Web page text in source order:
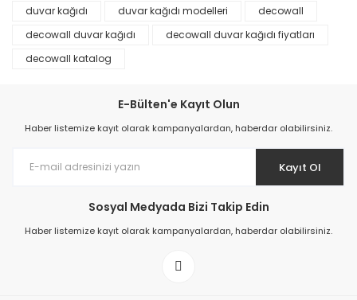
Prime ArtDECO Duvar Kağıdı Tutkalı 500 gr
149,00 TL
duvar kağıdı
duvar kağıdı modelleri
decowall
decowall duvar kağıdı
decowall duvar kağıdı fiyatları
decowall katalog
E-Bülten'e Kayıt Olun
Haber listemize kayıt olarak kampanyalardan, haberdar olabilirsiniz.
Kayıt Ol
Sosyal Medyada Bizi Takip Edin
Haber listemize kayıt olarak kampanyalardan, haberdar olabilirsiniz.